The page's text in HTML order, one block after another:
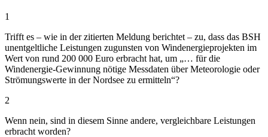
1
Trifft es – wie in der zitierten Meldung berichtet – zu, dass das BSH
unentgeltliche Leistungen zugunsten von Windenergieprojekten im
Wert von rund 200 000 Euro erbracht hat, um „… für die
Windenergie-Gewinnung nötige Messdaten über Meteorologie oder
Strömungswerte in der Nordsee zu ermitteln“?
2
Wenn nein, sind in diesem Sinne andere, vergleichbare Leistungen
erbracht worden?